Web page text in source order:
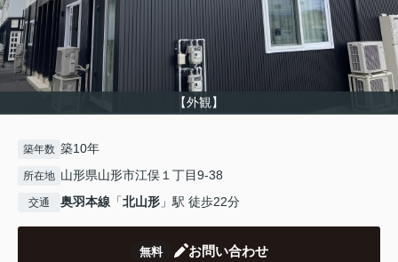
【外観】
築年数 築10年
所在地 山形県山形市江俣１丁目9-38
交通 奥羽本線 「北山形 」駅 徒歩22分
無料 お問い合わせ